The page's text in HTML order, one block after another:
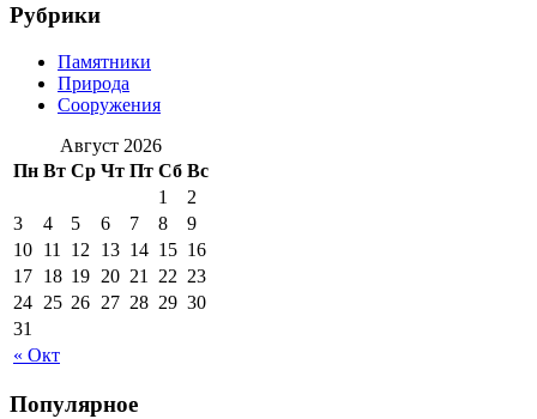
Рубрики
Памятники
Природа
Сооружения
Август 2026
Пн Вт Ср Чт Пт Сб Вс
« Окт
1
2
3
4 5 6 7 8
9
10 11 12 13 14 15 16
17 18 19 20 21 22 23
24 25 26 27 28 29 30
31
Популярное